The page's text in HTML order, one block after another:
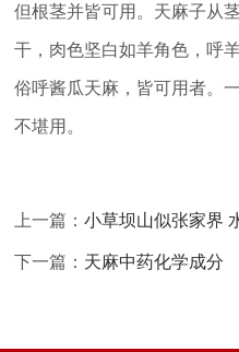
但根茎并皆可用。天麻子从
干，肉色坚白如羊角色，呼
俗呼酱瓜天麻，皆可用者。
不堪用。
上一篇：小草坝山似张家界
下一篇： 天麻中药化学成分